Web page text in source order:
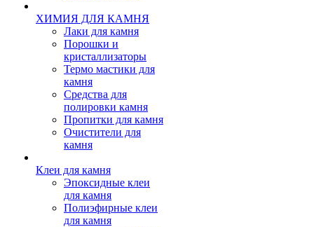
ХИМИЯ ДЛЯ КАМНЯ
Лаки для камня
Порошки и
кристаллизаторы
Термо мастики для
камня
Средства для
полировки камня
Пропитки для камня
Очистители для
камня
Клеи для камня
Эпоксидные клеи
для камня
Полиэфирные клеи
для камня